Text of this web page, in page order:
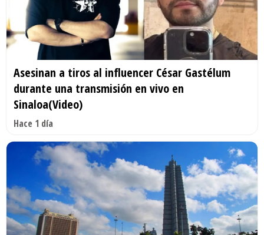
Asesinan a tiros al influencer César Gastélum
durante una transmisión en vivo en
Sinaloa(Video)
Hace 1 día